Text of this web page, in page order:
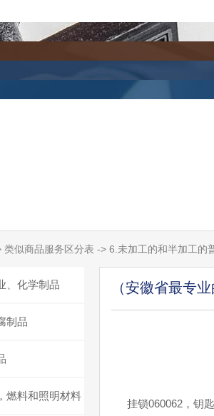
类似商品服务区分表 -> 6.未加工的和半加工的
、化学制品
制品
燃料和照明材料
（安徽省最专
挂锁060062，钥